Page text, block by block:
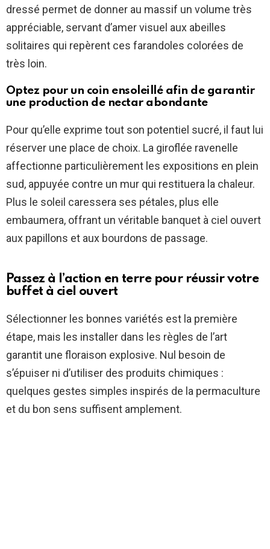
dressé permet de donner au massif un volume très
appréciable, servant d’amer visuel aux abeilles
solitaires qui repèrent ces farandoles colorées de
très loin.
Optez pour un coin ensoleillé afin de garantir
une production de nectar abondante
Pour qu’elle exprime tout son potentiel sucré, il faut lui
réserver une place de choix. La giroflée ravenelle
affectionne particulièrement les expositions en plein
sud, appuyée contre un mur qui restituera la chaleur.
Plus le soleil caressera ses pétales, plus elle
embaumera, offrant un véritable banquet à ciel ouvert
aux papillons et aux bourdons de passage.
Passez à l’action en terre pour réussir votre
buffet à ciel ouvert
Sélectionner les bonnes variétés est la première
étape, mais les installer dans les règles de l’art
garantit une floraison explosive. Nul besoin de
s’épuiser ni d’utiliser des produits chimiques :
quelques gestes simples inspirés de la permaculture
et du bon sens suffisent amplement.